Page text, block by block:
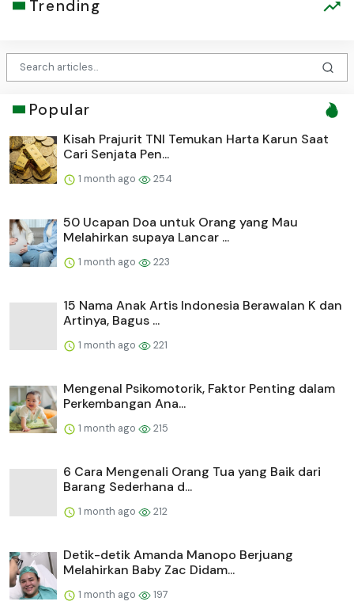
Trending
Popular
Kisah Prajurit TNI Temukan Harta Karun Saat
Cari Senjata Pen...
1 month ago 254
50 Ucapan Doa untuk Orang yang Mau
Melahirkan supaya Lancar ...
1 month ago 223
15 Nama Anak Artis Indonesia Berawalan K dan
Artinya, Bagus ...
1 month ago 221
Mengenal Psikomotorik, Faktor Penting dalam
Perkembangan Ana...
1 month ago 215
6 Cara Mengenali Orang Tua yang Baik dari
Barang Sederhana d...
1 month ago 212
Detik-detik Amanda Manopo Berjuang
Melahirkan Baby Zac Didam...
1 month ago 197